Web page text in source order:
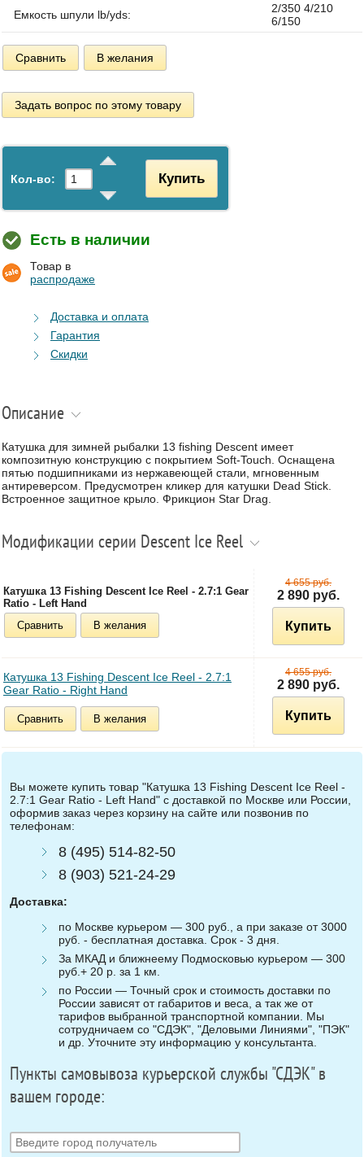
Емкость шпули lb/yds:
2/350 4/210
6/150
Сравнить В желания
Задать вопрос по этому товару
Кол-во: Купить
Есть в наличии
Товар в
распродаже
Доставка и оплата
Гарантия
Скидки
Описание
Катушка для зимней рыбалки 13 fishing Descent имеет
композитную конструкцию с покрытием Soft-Touch. Оснащена
пятью подшипниками из нержавеющей стали, мгновенным
антиреверсом. Предусмотрен кликер для катушки Dead Stick.
Встроенное защитное крыло. Фрикцион Star Drag.
Модификации серии Descent Ice Reel
Катушка 13 Fishing Descent Ice Reel - 2.7:1 Gear
Ratio - Left Hand
Сравнить
В желания
4 655 руб.
2 890 руб.
Купить
Катушка 13 Fishing Descent Ice Reel - 2.7:1
Gear Ratio - Right Hand
Сравнить В желания
4 655 руб.
2 890 руб.
Купить
Вы можете купить товар "Катушка 13 Fishing Descent Ice Reel -
2.7:1 Gear Ratio - Left Hand" с доставкой по Москве или России,
оформив заказ через корзину на сайте или позвонив по
телефонам:
8 (495) 514-82-50
8 (903) 521-24-29
Доставка:
по Москве курьером — 300 руб., а при заказе от 3000
руб. - бесплатная доставка. Срок - 3 дня.
За МКАД и ближнеему Подмосковью курьером — 300
руб.+ 20 р. за 1 км.
по России — Точный срок и стоимость доставки по
России зависят от габаритов и веса, а так же от
тарифов выбранной транспортной компании. Мы
сотрудничаем со "СДЭК", "Деловыми Линиями", "ПЭК"
и др. Уточните эту информацию у консультанта.
Пункты самовывоза курьерской службы "СДЭК" в
вашем городе: